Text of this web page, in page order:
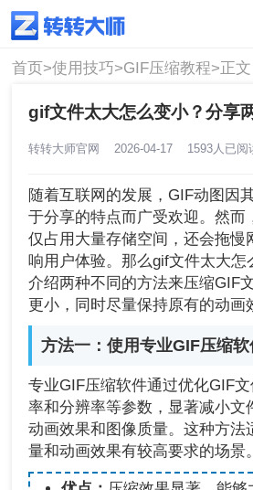
使用技巧
首页>使用技巧>GIF压缩教程>正文
gif文件太大怎么变小？分享
转转大师官网 2026-04-17 1593人已阅
随着互联网的发展，GIF动图因
于分享的特点而广受欢迎。然而
仅占用大量存储空间，还会拖慢
响用户体验。那么gif文件太大怎
介绍两种不同的方法来压缩GIF
更小，同时尽量保持原有的动画
方法一：使用专业GIF压缩软
专业GIF压缩软件通过优化GIF
率和分辨率等参数，显著减小文
动画效果和图像质量。这种方法
量和动画效果有较高要求的场景。